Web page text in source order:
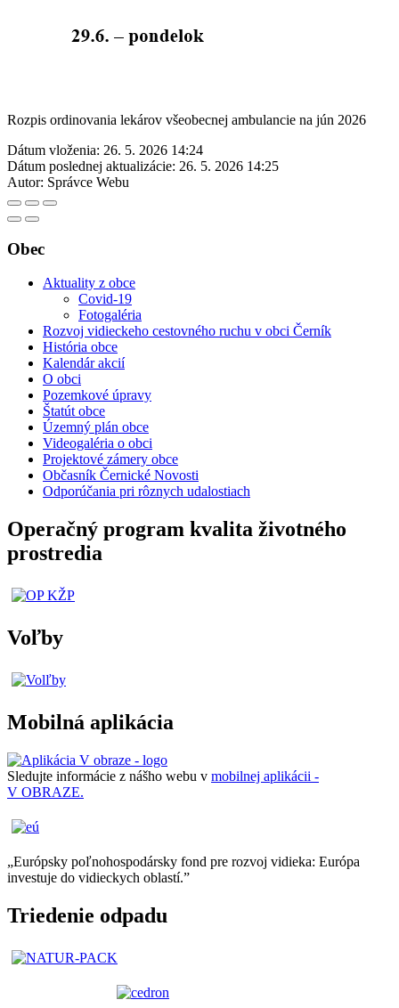
Rozpis ordinovania lekárov všeobecnej ambulancie na jún 2026
Dátum vloženia: 26. 5. 2026 14:24
Dátum poslednej aktualizácie: 26. 5. 2026 14:25
Autor: Správce Webu
Obec
Aktuality z obce
Covid-19
Fotogaléria
Rozvoj vidieckeho cestovného ruchu v obci Černík
História obce
Kalendár akcií
O obci
Pozemkové úpravy
Štatút obce
Územný plán obce
Videogaléria o obci
Projektové zámery obce
Občasník Černické Novosti
Odporúčania pri rôznych udalostiach
Operačný program kvalita životného
prostredia
Voľby
Mobilná aplikácia
Sledujte informácie z nášho webu v mobilnej aplikácii -
V OBRAZE.
„Európsky poľnohospodársky fond pre rozvoj vidieka: Európa
investuje do vidieckych oblastí.”
Triedenie odpadu